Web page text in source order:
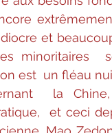
et
minoritaires
est  un fléau
la
et ceci